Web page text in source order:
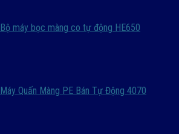
Bộ máy bọc màng co tự động HE650
Máy Quấn Màng PE Bán Tự Động 4070